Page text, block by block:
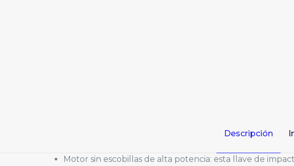
Descripción
Motor sin escobillas de alta potencia: esta llave de